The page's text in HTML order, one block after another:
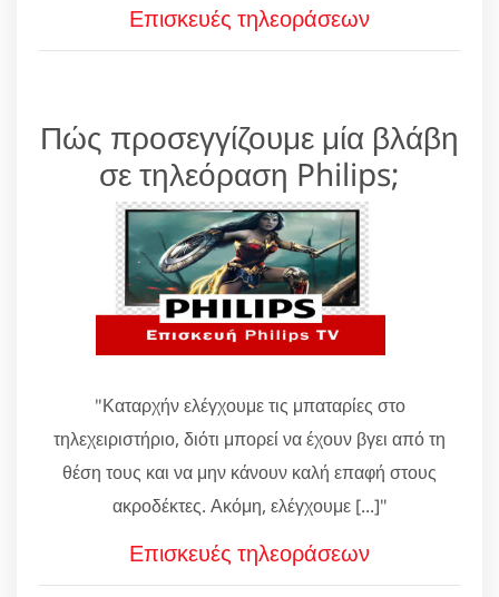
Επισκευές τηλεοράσεων
Πώς προσεγγίζουμε μία βλάβη
σε τηλεόραση Philips;
"Καταρχήν ελέγχουμε τις μπαταρίες στο
τηλεχειριστήριο, διότι μπορεί να έχουν βγει από τη
θέση τους και να μην κάνουν καλή επαφή στους
ακροδέκτες. Ακόμη, ελέγχουμε [...]"
Επισκευές τηλεοράσεων